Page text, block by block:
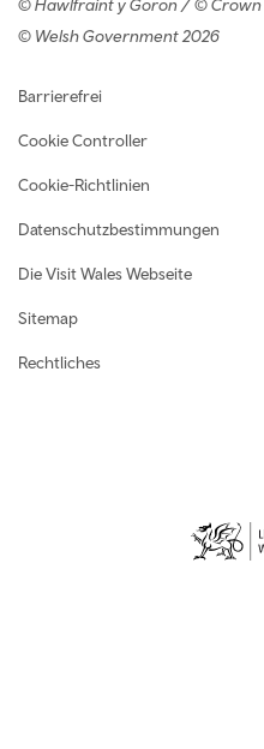
© Hawlfraint y Goron / © Crown
© Welsh Government 2026
Footer navigation
Barrierefrei
Cookie Controller
Cookie-Richtlinien
Datenschutzbestimmungen
Die Visit Wales Webseite
Sitemap
Rechtliches